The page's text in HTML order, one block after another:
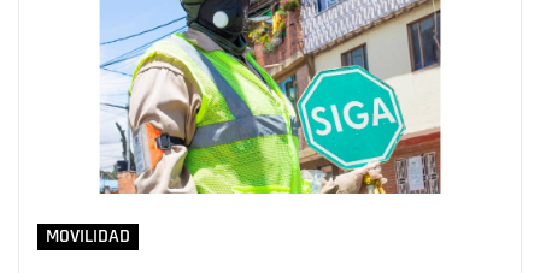
MOVILIDAD